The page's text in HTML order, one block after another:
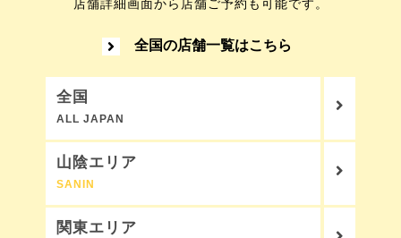
店舗詳細画面から店舗ご予約も可能です。
全国の店舗一覧はこちら
全国
ALL JAPAN
山陰エリア
SANIN
関東エリア